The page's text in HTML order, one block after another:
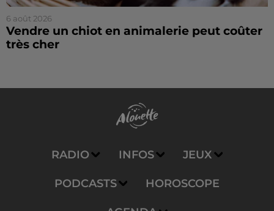
6 août 2026
Vendre un chiot en animalerie peut coûter
très cher
RADIO INFOS JEUX
PODCASTS HOROSCOPE